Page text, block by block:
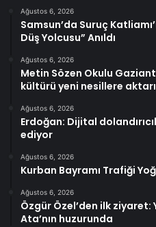
Ağustos 6, 2026
Samsun’da Suruç
Düş Yolcusu” Anıldı
Ağustos 6, 2026
Metin Sözen Okulu
kültürü yeni nesillere
Ağustos 6, 2026
Erdoğan: Dijital
ediyor
Ağustos 6, 2026
Kurban Bayramı Trafiği
Ağustos 6, 2026
Özgür Özel’den ilk ziyaret:
Ata’nın huzurunda